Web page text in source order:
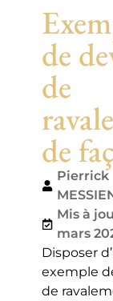
de
de
de
Pierrick
Mis à
mars
Disposer
exemple
de